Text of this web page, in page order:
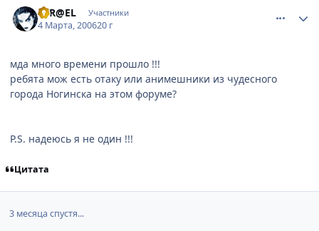
T1R@EL Участники
4 Марта, 200620 г
мда много времени прошло !!!
ребята мож есть отаку или анимешники из чудесного
города Ногинска на этом форуме?
P.S. надеюсь я не один !!!
Цитата
3 месяца спустя...